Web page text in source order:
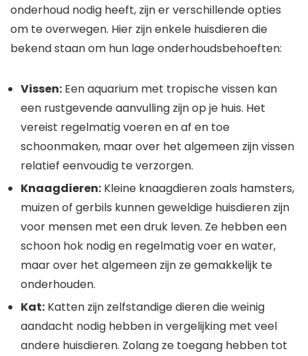
onderhoud nodig heeft, zijn er verschillende opties
om te overwegen. Hier zijn enkele huisdieren die
bekend staan om hun lage onderhoudsbehoeften:
Vissen: Een aquarium met tropische vissen kan
een rustgevende aanvulling zijn op je huis. Het
vereist regelmatig voeren en af en toe
schoonmaken, maar over het algemeen zijn vissen
relatief eenvoudig te verzorgen.
Knaagdieren: Kleine knaagdieren zoals hamsters,
muizen of gerbils kunnen geweldige huisdieren zijn
voor mensen met een druk leven. Ze hebben een
schoon hok nodig en regelmatig voer en water,
maar over het algemeen zijn ze gemakkelijk te
onderhouden.
Kat: Katten zijn zelfstandige dieren die weinig
aandacht nodig hebben in vergelijking met veel
andere huisdieren. Zolang ze toegang hebben tot